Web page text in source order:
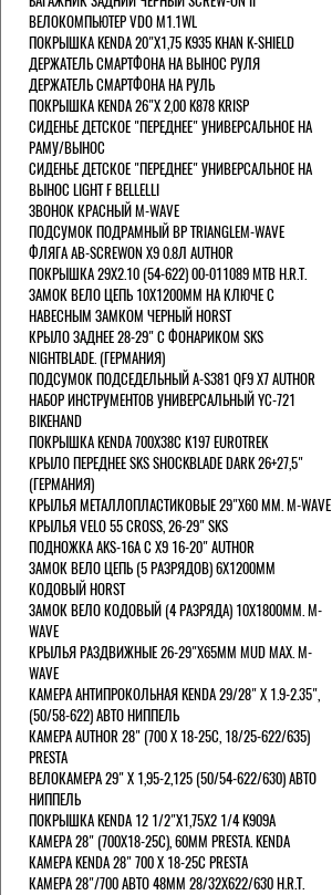
ВЕЛОКОМПЬЮТЕР VDO M1.1WL
ПОКРЫШКА KENDA 20"Х1,75 K935 KHAN K-SHIELD
ДЕРЖАТЕЛЬ СМАРТФОНА НА ВЫНОС РУЛЯ
ДЕРЖАТЕЛЬ СМАРТФОНА НА РУЛЬ
ПОКРЫШКА KENDA 26"Х 2,00 K878 KRISP
СИДЕНЬЕ ДЕТСКОЕ "ПЕРЕДНЕЕ" УНИВЕРСАЛЬНОЕ НА
РАМУ/ВЫНОС
СИДЕНЬЕ ДЕТСКОЕ "ПЕРЕДНЕЕ" УНИВЕРСАЛЬНОЕ НА
ВЫНОС LIGHT F BELLELLI
ЗВОНОК КРАСНЫЙ M-WAVE
ПОДСУМОК ПОДРАМНЫЙ BP TRIANGLEM-WAVE
ФЛЯГА AB-SCREWON X9 0.8Л AUTHOR
ПОКРЫШКА 29X2.10 (54-622) 00-011089 MTB H.R.T.
ЗАМОК ВЕЛО ЦЕПЬ 10Х1200ММ НА КЛЮЧЕ С
НАВЕСНЫМ ЗАМКОМ ЧЕРНЫЙ HORST
КРЫЛО ЗАДНЕЕ 28-29" С ФОНАРИКОМ SKS
NIGHTBLADE. (ГЕРМАНИЯ)
ПОДСУМОК ПОДСЕДЕЛЬНЫЙ A-S381 QF9 X7 AUTHOR
НАБОР ИНСТРУМЕНТОВ УНИВЕРСАЛЬНЫЙ YC-721
BIKEHAND
ПОКРЫШКА KENDA 700Х38С K197 EUROTREK
КРЫЛО ПЕРЕДНЕЕ SKS SHOCKBLADE DARK 26+27,5"
(ГЕРМАНИЯ)
КРЫЛЬЯ МЕТАЛЛОПЛАСТИКОВЫЕ 29"Х60 ММ. M-WAVE
КРЫЛЬЯ VELO 55 CROSS, 26-29" SKS
ПОДНОЖКА AKS-16A C X9 16-20" AUTHOR
ЗАМОК ВЕЛО ЦЕПЬ (5 РАЗРЯДОВ) 6Х1200ММ
КОДОВЫЙ HORST
ЗАМОК ВЕЛО КОДОВЫЙ (4 РАЗРЯДА) 10Х1800ММ. M-
WAVE
КРЫЛЬЯ РАЗДВИЖНЫЕ 26-29"Х65ММ MUD MAX. M-
WAVE
КАМЕРА АНТИПРОКОЛЬНАЯ KENDA 29/28" Х 1.9-2.35",
(50/58-622) АВТО НИППЕЛЬ
КАМЕРА AUTHOR 28" (700 Х 18-25С, 18/25-622/635)
PRESTA
ВЕЛОКАМЕРА 29" X 1,95-2,125 (50/54-622/630) АВТО
НИППЕЛЬ
ПОКРЫШКА KENDA 12 1/2"Х1,75X2 1/4 K909A
КАМЕРА 28" (700Х18-25С), 60ММ PRESTA. KENDA
КАМЕРА KENDA 28" 700 Х 18-25С PRESTA
КАМЕРА 28"/700 АВТО 48ММ 28/32Х622/630 H.R.T.